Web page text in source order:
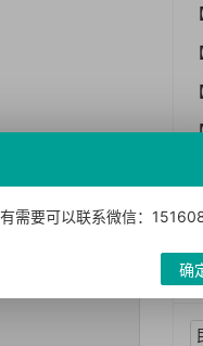
需要可以联系微信：
确